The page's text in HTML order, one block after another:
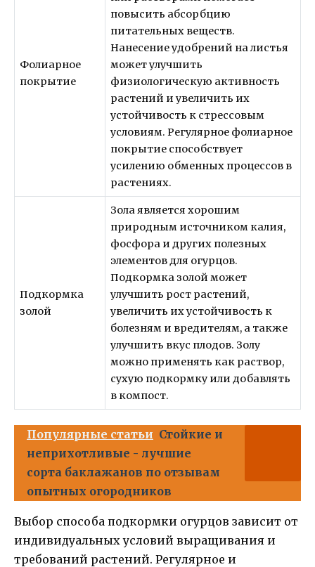
Фолиарное
покрытие
повысить абсорбцию
питательных веществ.
Нанесение удобрений на листья
может улучшить
физиологическую активность
растений и увеличить их
устойчивость к стрессовым
условиям. Регулярное фолиарное
покрытие способствует
усилению обменных процессов в
растениях.
Подкормка
золой
Зола является хорошим
природным источником калия,
фосфора и других полезных
элементов для огурцов.
Подкормка золой может
улучшить рост растений,
увеличить их устойчивость к
болезням и вредителям, а также
улучшить вкус плодов. Золу
можно применять как раствор,
сухую подкормку или добавлять
в компост.
Популярные статьи Стойкие и
неприхотливые - лучшие
сорта баклажанов по отзывам
опытных огородников
Выбор способа подкормки огурцов зависит от
индивидуальных условий выращивания и
требований растений. Регулярное и